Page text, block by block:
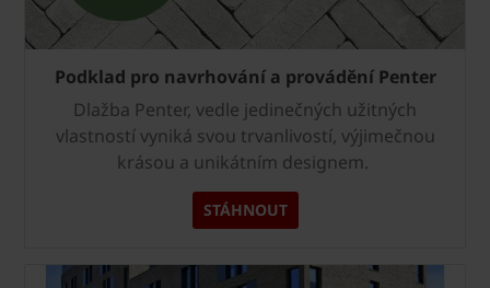
Podklad pro navrhování a provádění Penter
Dlažba Penter, vedle jedinečných užitných
vlastností vyniká svou trvanlivostí, výjimečnou
krásou a unikátním designem.
STÁHNOUT